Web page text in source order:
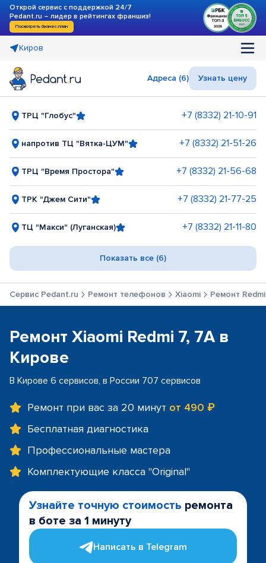
Открой сервис с поддержкой 24/7
Pedant.ru – лидер в рейтингах франшиз!
Посмотреть бизнес-план
Киров
Адреса (6) Узнать цену
ТРЦ "Глобус" +7 (8332) 21-10-91
напротив ТЦ "Вятка-ЦУМ" +7 (8332) 21-51-26
ТРЦ "Время Простора" +7 (8332) 21-56-68
ТРК "Джем Сити" +7 (8332) 21-77-25
ТЦ "Макси" (Луганская) +7 (8332) 21-11-80
Показать все (6)
Сервис Pedant.ru Ремонт телефонов Xiaomi Ремонт
Ремонт Xiaomi Redmi 7, 7A в
Кирове
В Кирове 6 сервисов, в России 707 сервисов
Ремонт при вас за 20 минут от 490 ₽
Бесплатная диагностика
Профессиональные мастера
Комплектующие класса "Original"
Узнайте точную стоимость ремонта
в боте за 1 минуту
Написать в Telegram